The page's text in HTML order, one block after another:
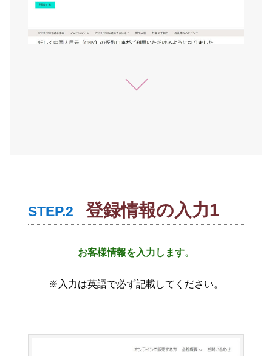
STEP.2 登録情報の入力1
お客様情報を入力します。
※入力は英語で必ず記載してください。